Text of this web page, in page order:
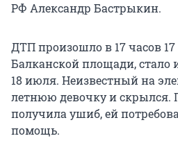
РФ Александр Бастрыкин.
ДТП произошло в 17 часов
Балканской площади, стало
18 июля. Неизвестный на
летнюю девочку и скрылся.
получила ушиб, ей
помощь.